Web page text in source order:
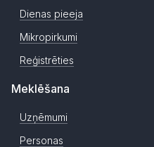
Dienas pieeja
Mikropirkumi
Reģistrēties
Meklēšana
Uzņēmumi
Personas